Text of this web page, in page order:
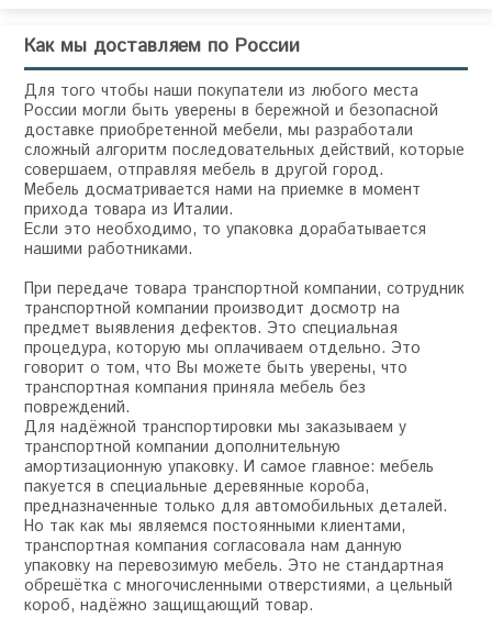
Как мы доставляем по России
Для того чтобы наши покупатели из любого места
России могли быть уверены в бережной и безопасной
доставке приобретенной мебели, мы разработали
сложный алгоритм последовательных действий, которые
совершаем, отправляя мебель в другой город.
Мебель досматривается нами на приемке в момент
прихода товара из Италии.
Если это необходимо, то упаковка дорабатывается
нашими работниками.
При передаче товара транспортной компании, сотрудник
транспортной компании производит досмотр на
предмет выявления дефектов. Это специальная
процедура, которую мы оплачиваем отдельно. Это
говорит о том, что Вы можете быть уверены, что
транспортная компания приняла мебель без
повреждений.
Для надёжной транспортировки мы заказываем у
транспортной компании дополнительную
амортизационную упаковку. И самое главное: мебель
пакуется в специальные деревянные короба,
предназначенные только для автомобильных деталей.
Но так как мы являемся постоянными клиентами,
транспортная компания согласовала нам данную
упаковку на перевозимую мебель. Это не стандартная
обрешётка с многочисленными отверстиями, а цельный
короб, надёжно защищающий товар.